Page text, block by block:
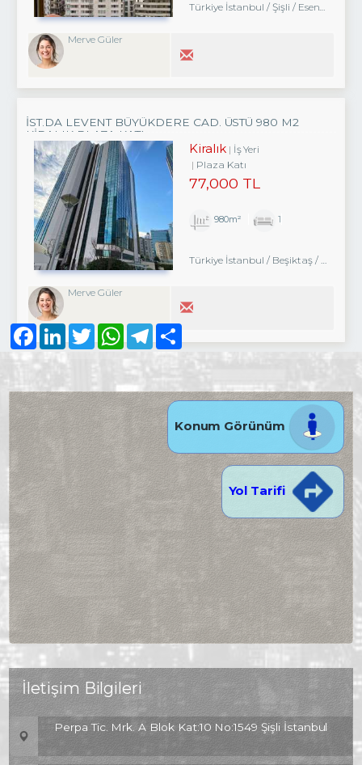
Türkiye İstanbul / Şişli / Esentepe
Merve Güler
İST.DA LEVENT BÜYÜKDERE CAD. ÜSTÜ 980 M2
KIRALIK PLAZA KATI
Kiralık
İş Yeri
Plaza Katı
77,000 TL
980m² 1
Türkiye İstanbul / Beşiktaş/ Levent
Merve Güler
Konum Görünüm
Yol Tarifi
İletişim Bilgileri
Perpa Tic. Mrk. A Blok Kat:10 No:1549 Şişli İstanbul
FacebookLinkedInTwitter WhatsAppTelegram